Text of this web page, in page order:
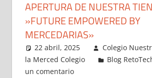
APERTURA DE NUESTRA
»FUTURE EMPOWERED BY
MERCEDARIAS»
22 abril, 2025
Colegio
la Merced Colegio
Blog
un comentario